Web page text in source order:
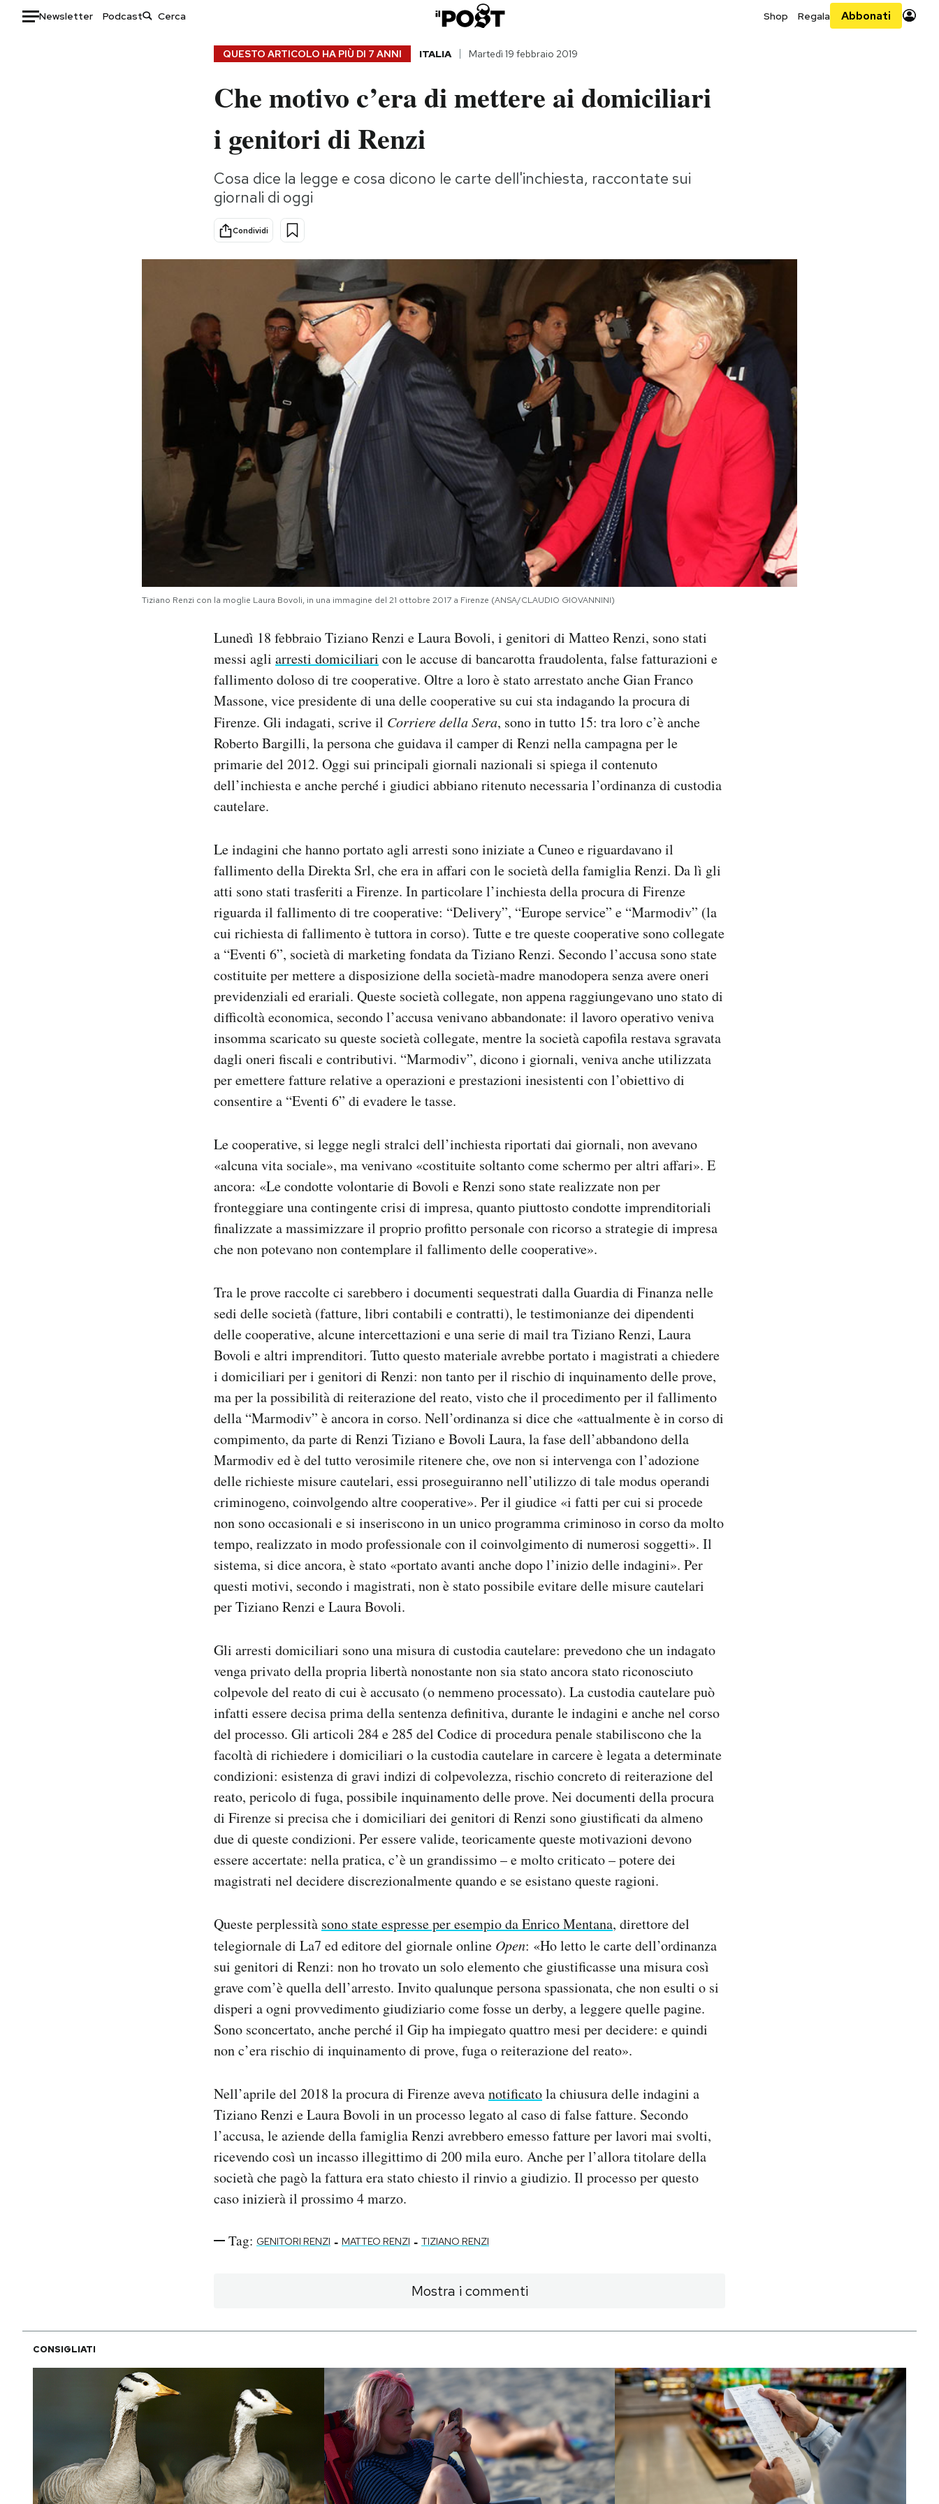
Newsletter Podcast Shop Regala Abbonati
Storie/Idee
Ok Boomer!
Altrecose
QUESTO ARTICOLO HA PIÙ DI 7 ANNI ITALIA Martedì 19 febbraio 2019
Che motivo c’era di mettere ai domiciliari
i genitori di Renzi
Cosa dice la legge e cosa dicono le carte dell'inchiesta, raccontate sui
giornali di oggi
Condividi
Tiziano Renzi con la moglie Laura Bovoli, in una immagine del 21 ottobre 2017 a Firenze (ANSA/CLAUDIO GIOVANNINI)
Lunedì 18 febbraio Tiziano Renzi e Laura Bovoli, i genitori di Matteo Renzi, sono stati
messi agli arresti domiciliari con le accuse di bancarotta fraudolenta, false fatturazioni e
fallimento doloso di tre cooperative. Oltre a loro è stato arrestato anche Gian Franco
Massone, vice presidente di una delle cooperative su cui sta indagando la procura di
Firenze. Gli indagati, scrive il Corriere della Sera, sono in tutto 15: tra loro c’è anche
Roberto Bargilli, la persona che guidava il camper di Renzi nella campagna per le
primarie del 2012. Oggi sui principali giornali nazionali si spiega il contenuto
dell’inchiesta e anche perché i giudici abbiano ritenuto necessaria l’ordinanza di custodia
cautelare.
Le indagini che hanno portato agli arresti sono iniziate a Cuneo e riguardavano il
fallimento della Direkta Srl, che era in affari con le società della famiglia Renzi. Da lì gli
atti sono stati trasferiti a Firenze. In particolare l’inchiesta della procura di Firenze
riguarda il fallimento di tre cooperative: “Delivery”, “Europe service” e “Marmodiv” (la
cui richiesta di fallimento è tuttora in corso). Tutte e tre queste cooperative sono collegate
a “Eventi 6”, società di marketing fondata da Tiziano Renzi. Secondo l’accusa sono state
costituite per mettere a disposizione della società-madre manodopera senza avere oneri
previdenziali ed erariali. Queste società collegate, non appena raggiungevano uno stato di
difficoltà economica, secondo l’accusa venivano abbandonate: il lavoro operativo veniva
insomma scaricato su queste società collegate, mentre la società capofila restava sgravata
dagli oneri fiscali e contributivi. “Marmodiv”, dicono i giornali, veniva anche utilizzata
per emettere fatture relative a operazioni e prestazioni inesistenti con l’obiettivo di
consentire a “Eventi 6” di evadere le tasse.
Le cooperative, si legge negli stralci dell’inchiesta riportati dai giornali, non avevano
«alcuna vita sociale», ma venivano «costituite soltanto come schermo per altri affari». E
ancora: «Le condotte volontarie di Bovoli e Renzi sono state realizzate non per
fronteggiare una contingente crisi di impresa, quanto piuttosto condotte imprenditoriali
finalizzate a massimizzare il proprio profitto personale con ricorso a strategie di impresa
che non potevano non contemplare il fallimento delle cooperative».
Tra le prove raccolte ci sarebbero i documenti sequestrati dalla Guardia di Finanza nelle
sedi delle società (fatture, libri contabili e contratti), le testimonianze dei dipendenti
delle cooperative, alcune intercettazioni e una serie di mail tra Tiziano Renzi, Laura
Bovoli e altri imprenditori. Tutto questo materiale avrebbe portato i magistrati a chiedere
i domiciliari per i genitori di Renzi: non tanto per il rischio di inquinamento delle prove,
ma per la possibilità di reiterazione del reato, visto che il procedimento per il fallimento
della “Marmodiv” è ancora in corso. Nell’ordinanza si dice che «attualmente è in corso di
compimento, da parte di Renzi Tiziano e Bovoli Laura, la fase dell’abbandono della
Marmodiv ed è del tutto verosimile ritenere che, ove non si intervenga con l’adozione
delle richieste misure cautelari, essi proseguiranno nell’utilizzo di tale modus operandi
criminogeno, coinvolgendo altre cooperative». Per il giudice «i fatti per cui si procede
non sono occasionali e si inseriscono in un unico programma criminoso in corso da molto
tempo, realizzato in modo professionale con il coinvolgimento di numerosi soggetti». Il
sistema, si dice ancora, è stato «portato avanti anche dopo l’inizio delle indagini». Per
questi motivi, secondo i magistrati, non è stato possibile evitare delle misure cautelari
per Tiziano Renzi e Laura Bovoli.
Gli arresti domiciliari sono una misura di custodia cautelare: prevedono che un indagato
venga privato della propria libertà nonostante non sia stato ancora stato riconosciuto
colpevole del reato di cui è accusato (o nemmeno processato). La custodia cautelare può
infatti essere decisa prima della sentenza definitiva, durante le indagini e anche nel corso
del processo. Gli articoli 284 e 285 del Codice di procedura penale stabiliscono che la
facoltà di richiedere i domiciliari o la custodia cautelare in carcere è legata a determinate
condizioni: esistenza di gravi indizi di colpevolezza, rischio concreto di reiterazione del
reato, pericolo di fuga, possibile inquinamento delle prove. Nei documenti della procura
di Firenze si precisa che i domiciliari dei genitori di Renzi sono giustificati da almeno
due di queste condizioni. Per essere valide, teoricamente queste motivazioni devono
essere accertate: nella pratica, c’è un grandissimo – e molto criticato – potere dei
magistrati nel decidere discrezionalmente quando e se esistano queste ragioni.
Queste perplessità sono state espresse per esempio da Enrico Mentana, direttore del
telegiornale di La7 ed editore del giornale online Open: «Ho letto le carte dell’ordinanza
sui genitori di Renzi: non ho trovato un solo elemento che giustificasse una misura così
grave com’è quella dell’arresto. Invito qualunque persona spassionata, che non esulti o si
disperi a ogni provvedimento giudiziario come fosse un derby, a leggere quelle pagine.
Sono sconcertato, anche perché il Gip ha impiegato quattro mesi per decidere: e quindi
non c’era rischio di inquinamento di prove, fuga o reiterazione del reato».
Nell’aprile del 2018 la procura di Firenze avevanotificatola chiusura delle indagini a
Tiziano Renzi e Laura Bovoli in un processo legato al caso di false fatture. Secondo
l’accusa, le aziende della famiglia Renzi avrebbero emesso fatture per lavori mai svolti,
ricevendo così un incasso illegittimo di 200 mila euro. Anche per l’allora titolare della
società che pagò la fattura era stato chiesto il rinvio a giudizio. Il processo per questo
caso inizierà il prossimo 4 marzo.
Tag: GENITORI RENZI - MATTEO RENZI - TIZIANO RENZI
Mostra i commenti
CONSIGLIATI